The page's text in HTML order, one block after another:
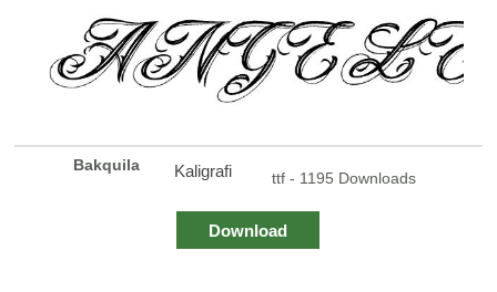
Bakquila Kaligrafi ttf - 1195 Downloads
Download